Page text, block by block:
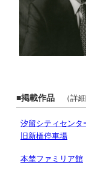
■掲載作品 （詳細
汐留シティセンタ
旧新橋停車場
本埜ファミリア館